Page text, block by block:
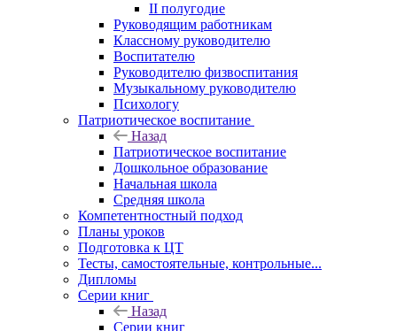
II полугодие
Руководящим работникам
Классному руководителю
Воспитателю
Руководителю физвоспитания
Музыкальному руководителю
Психологу
Патриотическое воспитание
Назад
Патриотическое воспитание
Дошкольное образование
Начальная школа
Средняя школа
Компетентностный подход
Планы уроков
Подготовка к ЦТ
Тесты, самостоятельные, контрольные...
Дипломы
Серии книг
Назад
Серии книг